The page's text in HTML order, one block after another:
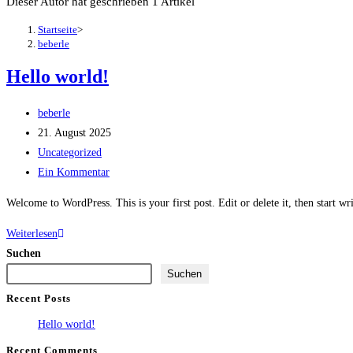
Startseite>
beberle
Hello world!
Beitrags-
Autor:
beberle
Beitrag
veröffentlicht:
21. August 2025
Beitrags-
Kategorie:
Uncategorized
Beitrags-
Ein Kommentar
Welcome to WordPress. This is your first post. Edit or delete it, then start
WeiterlesenHello
Suchen
Suchen
Recent Posts
Hello world!
Recent Comments